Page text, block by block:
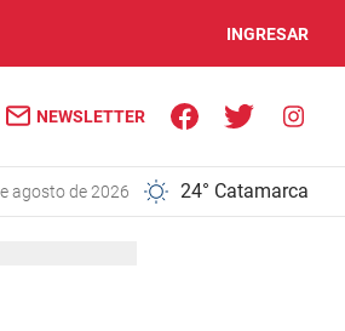
INGRESAR
NEWSLETTER
agosto de 2026 24° Catamarca